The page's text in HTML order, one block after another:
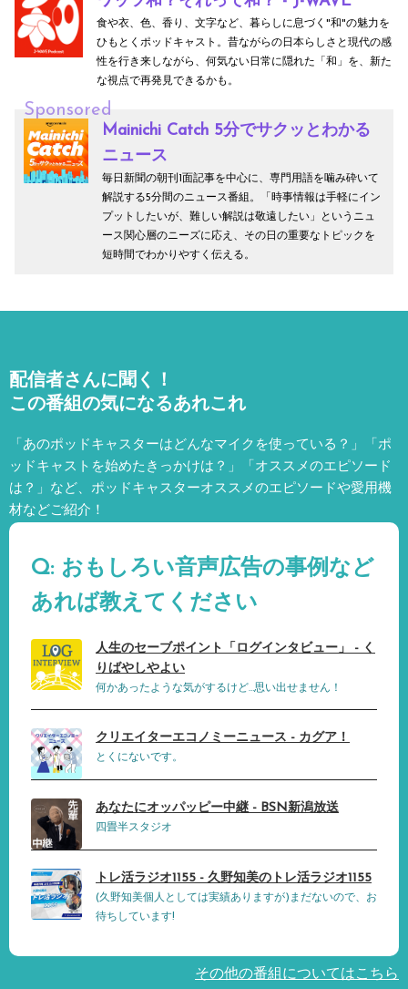
食や衣、色、香り、文字など、暮らしに息づく"和"の魅力を
ひもとくポッドキャスト。昔ながらの日本らしさと現代の感
性を行き来しながら、何気ない日常に隠れた「和」を、新た
な視点で再発見できるかも。
Sponsored
Mainichi Catch 5分でサクッとわかる
ニュース
毎日新聞の朝刊1面記事を中心に、専門用語を噛み砕いて
解説する5分間のニュース番組。「時事情報は手軽にイン
プットしたいが、難しい解説は敬遠したい」というニュ
ース関心層のニーズに応え、その日の重要なトピックを
短時間でわかりやすく伝える。
配信者さんに聞く！
この番組の気になるあれこれ
「あのポッドキャスターはどんなマイクを使っている？」「ポ
ッドキャストを始めたきっかけは？」「オススメのエピソード
は？」など、 ポッドキャスターオススメのエピソードや愛用機
材などご紹介！
Q: おもしろい音声広告の事例など
あれば教えてください
人生のセーブポイント「ログインタビュー」 - く
りばやしやよい
何かあったような気がするけど…思い出せません！
クリエイターエコノミーニュース - カグア！
とくにないです。
あなたにオッパッピー中継 - BSN新潟放送
四畳半スタジオ
トレ活ラジオ1155 - 久野知美のトレ活ラジオ1155
(久野知美個人としては実績ありますが)まだないので、お
待ちしています!
その他の番組についてはこちら